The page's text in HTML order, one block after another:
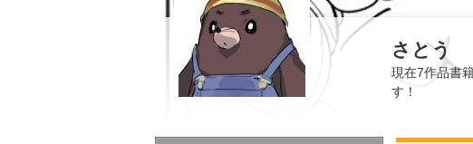
さとう
現在7作品書
す！